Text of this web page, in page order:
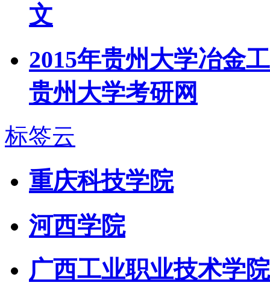
文
2015年贵州大学冶金
贵州大学考研网
标签云
重庆科技学院
河西学院
广西工业职业技术学院